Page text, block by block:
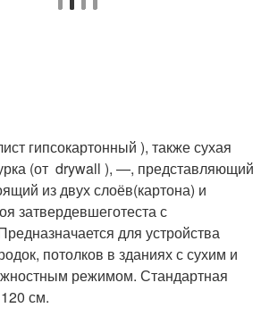
гипсокартонный ), также сухая
(от drywall ), —, представляющий
из двух слоёв(картона) и
затвердевшеготеста с
для устройства
потолков в зданиях с сухим и
режимом. Стандартная
см.